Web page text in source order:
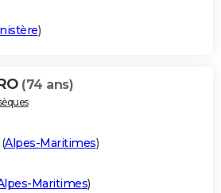
)
(74 ans)
(Alpes-Maritimes)
Maritimes)